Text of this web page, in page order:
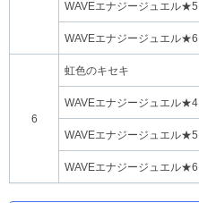
WAVEエナジージュエル★5
WAVEエナジージュエル★6
6
虹色のキセキ
WAVEエナジージュエル★4
WAVEエナジージュエル★5
WAVEエナジージュエル★6